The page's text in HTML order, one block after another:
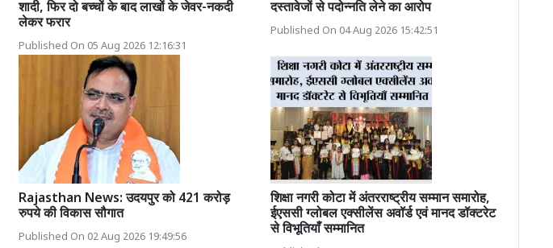
शादी, फिर दो बच्चों के बाद लाखों के जेवर-नकदी
लेकर फरार
Published On 05 Aug 2026 12:16:31
दस्तावेजों से पदोन्नति लेने का आरोप
Published On 04 Aug 2026 15:42:51
Rajasthan News: उदयपुर को 421 करोड़
रुपये की विकास सौगात
Published On 02 Aug 2026 19:49:56
शिक्षा नगरी कोटा में अंतरराष्ट्रीय सम्मान समारोह,
ईएससी ग्लोबल एक्सीलेंस अवॉर्ड एवं मानद डॉक्टरेट
से विभूतियाँ सम्मानित